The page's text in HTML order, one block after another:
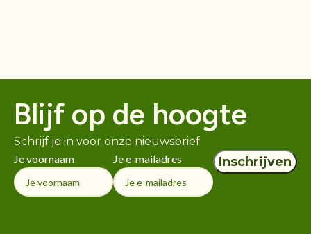
Blijf op de hoogte
Schrijf je in voor onze nieuwsbrief
Je voornaam
Je e-mailadres